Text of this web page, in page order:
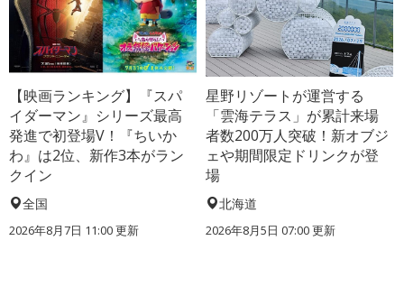
【映画ランキング】『スパ
イダーマン』シリーズ最高
発進で初登場V！『ちいか
わ』は2位、新作3本がラン
クイン
全国
2026年8月7日 11:00更新
星野リゾートが運営する
「雲海テラス」が累計来場
者数200万人突破！新オブジ
ェや期間限定ドリンクが登
場
北海道
2026年8月5日 07:00更新